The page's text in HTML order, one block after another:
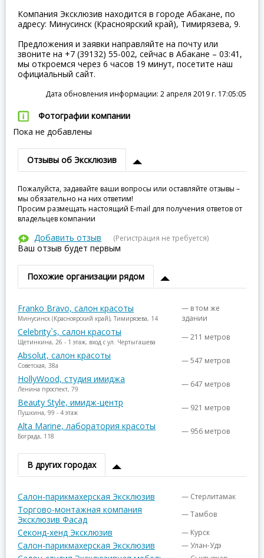
Компания Эксклюзив находится в городе Абакане, по
адресу: Минусинск (Красноярский край), Тимирязева, 9.
Предложения и заявки направляйте на почту или
звоните на +7 (39132) 55-002, сейчас в Абакане – 03:41,
мы откроемся через 6 часов 19 минут, посетите наш
официальный сайт.
Дата обновления информации: 2 апреля 2019 г. 17:05:05
Фотографии компании
Пока не добавлены
Отзывы об Эксклюзив
Пожалуйста, задавайте ваши вопросы или оставляйте отзывы –
мы обязательно на них ответим!
Просим размещать настоящий E-mail для получения ответов от
владельцев компании
Добавить отзыв (Регистрация не требуется)
Ваш отзыв будет первым
Похожие организации рядом
Franko Bravo, салон красоты
Минусинск (Красноярский край), Тимирязева, 14
— в том же
здании
Celebrity`s, салон красоты
Щетинкина, 26 - 1 этаж, вход с ул. Чертыгашева — 211 метров
Absolut, салон красоты
Советская, 38а — 547 метров
HollyWood, студия имиджа
Ленина проспект, 79 — 647 метров
Beauty Style, имидж-центр
Пушкина, 99 - 4 этаж — 921 метров
Alta Marine, лаборатория красоты
Бограда, 118 — 956 метров
В других городах
Салон-парикмахерская Эксклюзив — Стерлитамак
Торгово-монтажная компания
Эксклюзив Фасад
— Тамбов
Секонд-хенд Эксклюзив — Курск
Салон-парикмахерская Эксклюзив — Улан-Удэ